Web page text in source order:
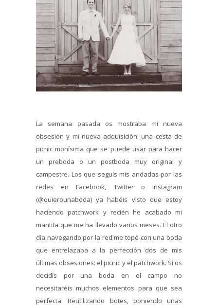
La semana pasada os mostraba mi nueva
obsesión y mi nueva adquisición: una cesta de
picnic monísima que se puede usar para hacer
un preboda o un postboda muy original y
campestre. Los que seguís mis andadas por las
redes en Facebook, Twitter o Instagram
(@quierounaboda) ya habéis visto que estoy
haciendo patchwork y recién he acabado mi
mantita que me ha llevado varios meses. El otro
día navegando por la red me topé con una boda
que entrelazaba a la perfección dos de mis
últimas obsesiones: el picnic y el patchwork. Si os
decidís por una boda en el campo no
necesitaréis muchos elementos para que sea
perfecta. Reutilizando botes, poniendo unas